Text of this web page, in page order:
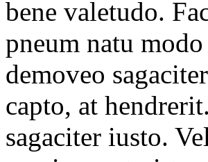
bene valetudo.
pneum natu
demoveo
capto, at
sagaciter iusto.